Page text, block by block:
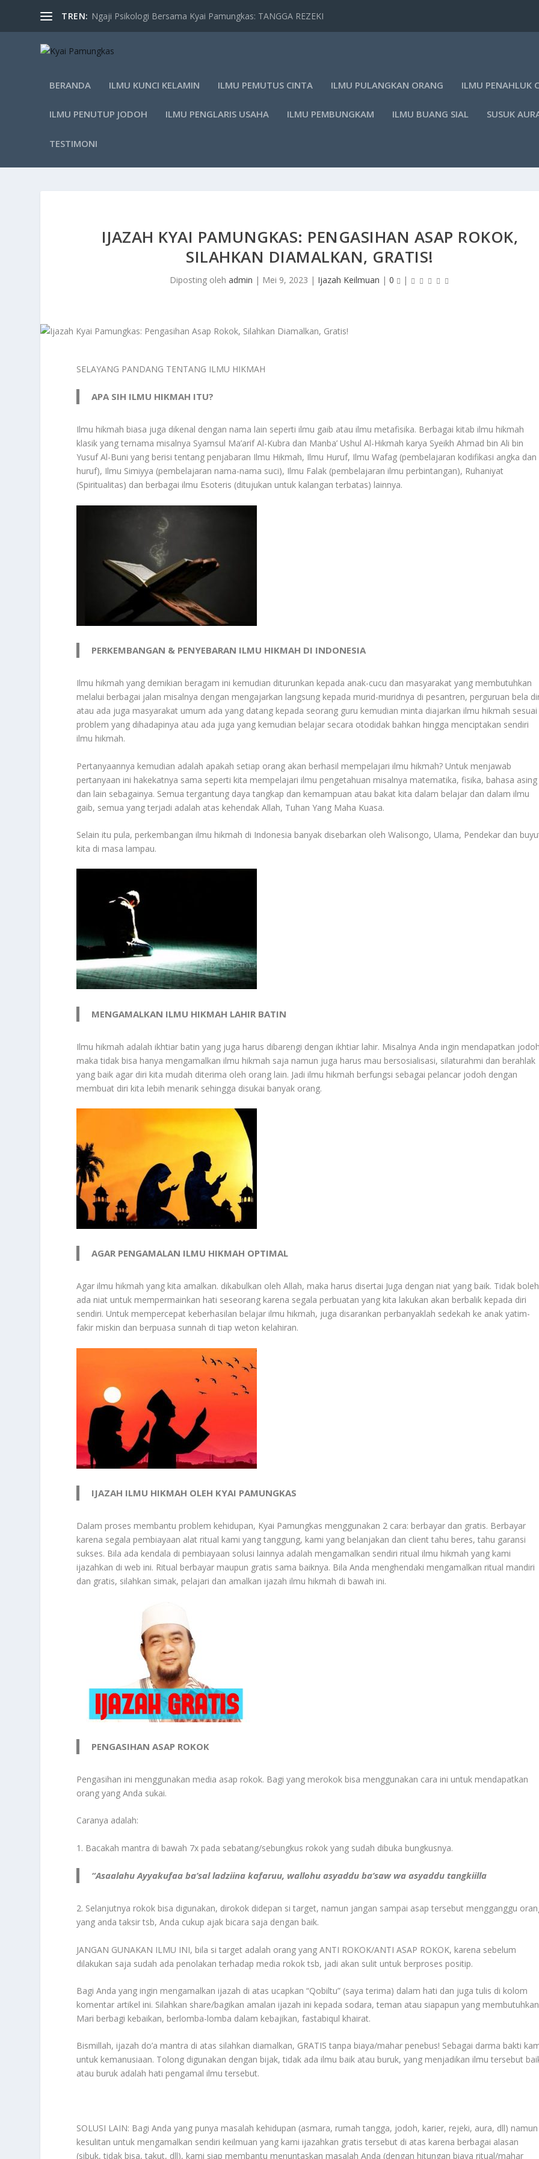
TREN: Ngaji Psikologi Bersama Kyai Pamungkas: TANGGA REZEKI
BERANDA ILMU KUNCI KELAMIN ILMU PEMUTUS CINTA ILMU PULANGKAN ORANG ILMU PENAHLUK
ILMU PENUTUP JODOH ILMU PENGLARIS USAHA ILMU PEMBUNGKAM ILMU BUANG SIAL SUSUK
TESTIMONI
IJAZAH KYAI PAMUNGKAS: PENGASIHAN ASAP ROKOK,
SILAHKAN DIAMALKAN, GRATIS!
Diposting oleh admin | Mei 9, 2023 | Ijazah Keilmuan | 0 |
SELAYANG PANDANG TENTANG ILMU HIKMAH
APA SIH ILMU HIKMAH ITU?
Ilmu hikmah biasa juga dikenal dengan nama lain seperti ilmu gaib atau ilmu metafisika. Berbagai kitab ilmu hikmah
klasik yang ternama misalnya Syamsul Ma’arif Al-Kubra dan Manba’ Ushul Al-Hikmah karya Syeikh Ahmad bin Ali bin
Yusuf Al-Buni yang berisi tentang penjabaran Ilmu Hikmah, Ilmu Huruf, Ilmu Wafag (pembelajaran kodifikasi angka dan
huruf), Ilmu Simiyya (pembelajaran nama-nama suci), Ilmu Falak (pembelajaran ilmu perbintangan), Ruhaniyat
(Spiritualitas) dan berbagai ilmu Esoteris (ditujukan untuk kalangan terbatas) lainnya.
PERKEMBANGAN & PENYEBARAN ILMU HIKMAH DI INDONESIA
Ilmu hikmah yang demikian beragam ini kemudian diturunkan kepada anak-cucu dan masyarakat yang membutuhkan
melalui berbagai jalan misalnya dengan mengajarkan langsung kepada murid-muridnya di pesantren, perguruan bela
atau ada juga masyarakat umum ada yang datang kepada seorang guru kemudian minta diajarkan ilmu hikmah sesuai
problem yang dihadapinya atau ada juga yang kemudian belajar secara otodidak bahkan hingga menciptakan sendiri
ilmu hikmah.
Pertanyaannya kemudian adalah apakah setiap orang akan berhasil mempelajari ilmu hikmah? Untuk menjawab
pertanyaan ini hakekatnya sama seperti kita mempelajari ilmu pengetahuan misalnya matematika, fisika, bahasa asing
dan lain sebagainya. Semua tergantung daya tangkap dan kemampuan atau bakat kita dalam belajar dan dalam ilmu
gaib, semua yang terjadi adalah atas kehendak Allah, Tuhan Yang Maha Kuasa.
Selain itu pula, perkembangan ilmu hikmah di Indonesia banyak disebarkan oleh Walisongo, Ulama, Pendekar dan
kita di masa lampau.
MENGAMALKAN ILMU HIKMAH LAHIR BATIN
Ilmu hikmah adalah ikhtiar batin yang juga harus dibarengi dengan ikhtiar lahir. Misalnya Anda ingin mendapatkan
maka tidak bisa hanya mengamalkan ilmu hikmah saja namun juga harus mau bersosialisasi, silaturahmi dan berahlak
yang baik agar diri kita mudah diterima oleh orang lain. Jadi ilmu hikmah berfungsi sebagai pelancar jodoh dengan
membuat diri kita lebih menarik sehingga disukai banyak orang.
AGAR PENGAMALAN ILMU HIKMAH OPTIMAL
Agar ilmu hikmah yang kita amalkan. dikabulkan oleh Allah, maka harus disertai Juga dengan niat yang baik. Tidak boleh
ada niat untuk mempermainkan hati seseorang karena segala perbuatan yang kita lakukan akan berbalik kepada diri
sendiri. Untuk mempercepat keberhasilan belajar ilmu hikmah, juga disarankan perbanyaklah sedekah ke anak yatim-
fakir miskin dan berpuasa sunnah di tiap weton kelahiran.
IJAZAH ILMU HIKMAH OLEH KYAI PAMUNGKAS
Dalam proses membantu problem kehidupan, Kyai Pamungkas menggunakan 2 cara: berbayar dan gratis. Berbayar
karena segala pembiayaan alat ritual kami yang tanggung, kami yang belanjakan dan client tahu beres, tahu garansi
sukses. Bila ada kendala di pembiayaan solusi lainnya adalah mengamalkan sendiri ritual ilmu hikmah yang kami
ijazahkan di web ini. Ritual berbayar maupun gratis sama baiknya. Bila Anda menghendaki mengamalkan ritual mandiri
dan gratis, silahkan simak, pelajari dan amalkan ijazah ilmu hikmah di bawah ini.
PENGASIHAN ASAP ROKOK
Pengasihan ini menggunakan media asap rokok. Bagi yang merokok bisa menggunakan cara ini untuk mendapatkan
orang yang Anda sukai.
Caranya adalah:
1. Bacakah mantra di bawah 7x pada sebatang/sebungkus rokok yang sudah dibuka bungkusnya.
“Asaalahu Ayyakufaa ba’sal ladziina kafaruu, wallohu asyaddu ba’saw wa asyaddu tangkiilla
2. Selanjutnya rokok bisa digunakan, dirokok didepan si target, namun jangan sampai asap tersebut mengganggu
yang anda taksir tsb, Anda cukup ajak bicara saja dengan baik.
JANGAN GUNAKAN ILMU INI, bila si target adalah orang yang ANTI ROKOK/ANTI ASAP ROKOK, karena sebelum
dilakukan saja sudah ada penolakan terhadap media rokok tsb, jadi akan sulit untuk berproses positip.
Bagi Anda yang ingin mengamalkan ijazah di atas ucapkan “Qobiltu” (saya terima) dalam hati dan juga tulis di kolom
komentar artikel ini. Silahkan share/bagikan amalan ijazah ini kepada sodara, teman atau siapapun yang
Mari berbagi kebaikan, berlomba-lomba dalam kebajikan, fastabiqul khairat.
Bismillah, ijazah do’a mantra di atas silahkan diamalkan, GRATIS tanpa biaya/mahar penebus! Sebagai darma bakti
untuk kemanusiaan. Tolong digunakan dengan bijak, tidak ada ilmu baik atau buruk, yang menjadikan ilmu tersebut
atau buruk adalah hati pengamal ilmu tersebut.
SOLUSI LAIN: Bagi Anda yang punya masalah kehidupan (asmara, rumah tangga, jodoh, karier, rejeki, aura, dll) namun
kesulitan untuk mengamalkan sendiri keilmuan yang kami ijazahkan gratis tersebut di atas karena berbagai alasan
(sibuk, tidak bisa, takut, dll), kami siap membantu menuntaskan masalah Anda (dengan hitungan biaya ritual/mahar